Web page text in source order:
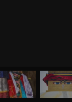
О НАС МАГАЗИН